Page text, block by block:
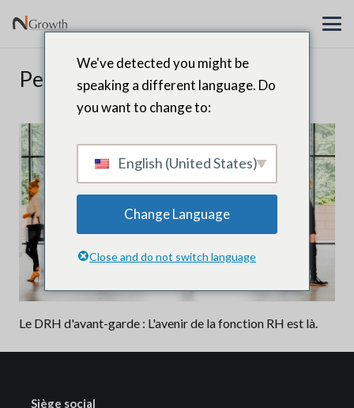
Peuple et culture
Le DRH d'avant-garde : L'avenir de la fonction RH est là.
Siège social
We've detected you might be
speaking a different language. Do
you want to change to:
English (United States)
Change Language
Close and do not switch language